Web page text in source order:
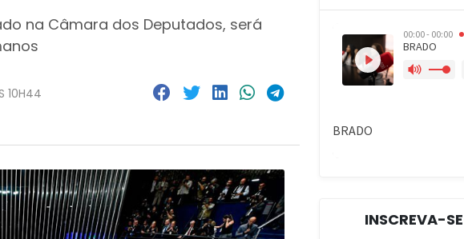
na Câmara dos Deputados, será
10H44
INSCREVA-SE